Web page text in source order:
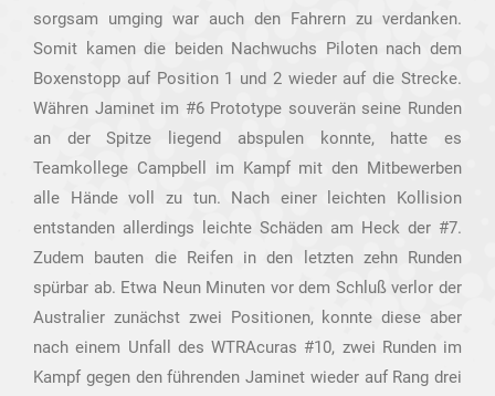
sorgsam umging war auch den Fahrern zu verdanken.
Somit kamen die beiden Nachwuchs Piloten nach dem
Boxenstopp auf Position 1 und 2 wieder auf die Strecke.
Währen Jaminet im #6 Prototype souverän seine Runden
an der Spitze liegend abspulen konnte, hatte es
Teamkollege Campbell im Kampf mit den Mitbewerben
alle Hände voll zu tun. Nach einer leichten Kollision
entstanden allerdings leichte Schäden am Heck der #7.
Zudem bauten die Reifen in den letzten zehn Runden
spürbar ab. Etwa Neun Minuten vor dem Schluß verlor der
Australier zunächst zwei Positionen, konnte diese aber
nach einem Unfall des WTRAcuras #10, zwei Runden im
Kampf gegen den führenden Jaminet wieder auf Rang drei